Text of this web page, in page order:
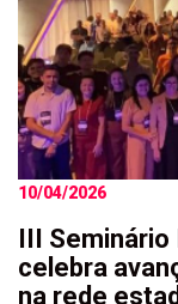
10/04/2026
III Seminário
celebra
na rede